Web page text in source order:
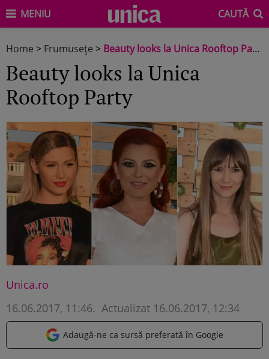
MENIU CAUTĂ
Home > Frumuseţe > Beauty looks la Unica Rooftop Party
Beauty looks la Unica
Rooftop Party
Unica.ro
16.06.2017, 11:46. Actualizat 16.06.2017, 12:34
Adaugă-ne ca sursă preferată în Google